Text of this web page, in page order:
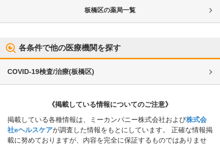
板橋区の薬局一覧
各条件で他の医療機関を探す
COVID-19検査/治療(板橋区)
《掲載している情報についてのご注意》
掲載している各種情報は、ミーカンパニー株式会社および株式会
社eヘルスケアが調査した情報をもとにしています。 正確な情報掲
載に努めておりますが、内容を完全に保証するものではありませ